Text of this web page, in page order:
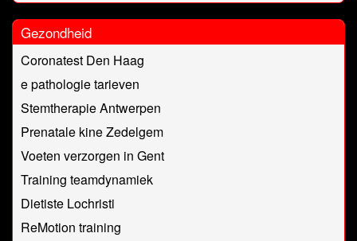
Gezondheid
Coronatest Den Haag
e pathologie tarieven
Stemtherapie Antwerpen
Prenatale kine Zedelgem
Voeten verzorgen in Gent
Training teamdynamiek
Dietiste Lochristi
ReMotion training